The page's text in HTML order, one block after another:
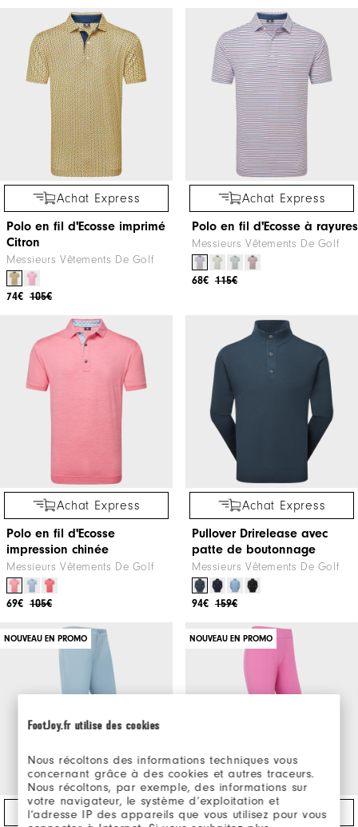
FootJoy.fr utilise des cookies
Nous récoltons des informations techniques vous
concernant grâce à des cookies et autres traceurs.
Nous récoltons, par exemple, des informations sur
votre navigateur, le système d’exploitation et
l’adresse IP des appareils que vous utilisez pour vous
Achat Express
Polo en fil d'Ecosse imprimé
Citron
Messieurs Vêtements De Golf
105€
74€
Achat Express
Polo en fil d'Ecosse à rayures
Messieurs Vêtements De Golf
115€
68€
Achat Express
Polo en fil d'Ecosse
impression chinée
Messieurs Vêtements De Golf
105€
69€
Achat Express
Pullover Drirelease avec
patte de boutonnage
Messieurs Vêtements De Golf
159€
94€
NOUVEAU EN PROMO
Achat Express
NOUVEAU EN PROMO
Achat Express